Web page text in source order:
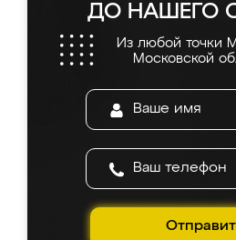
ДО НАШЕГО
Из любой точки
Московской